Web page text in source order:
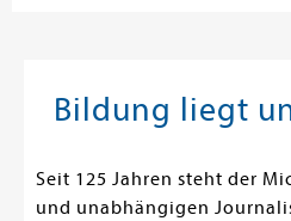
Bildung liegt
Seit 125 Jahren steht der
und unabhängigen